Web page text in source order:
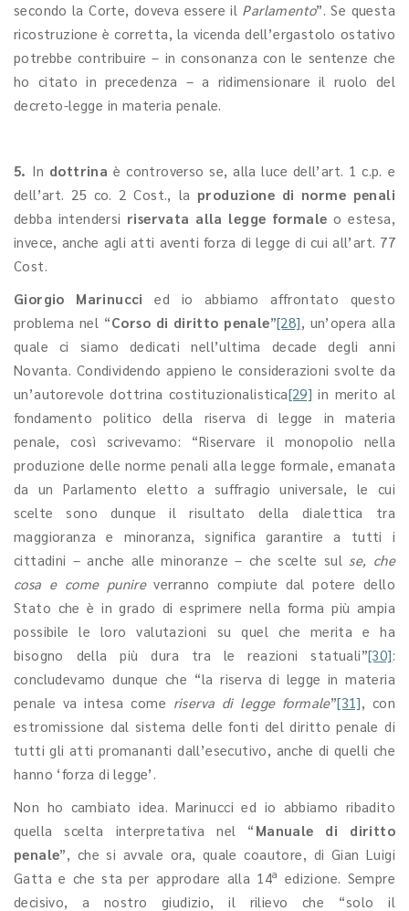
secondo la Corte, doveva essere il Parlamento”. Se questa
ricostruzione è corretta, la vicenda dell’ergastolo ostativo
potrebbe contribuire – in consonanza con le sentenze che
ho citato in precedenza – a ridimensionare il ruolo del
decreto-legge in materia penale.
5. In dottrina è controverso se, alla luce dell’art. 1 c.p. e
dell’art. 25 co. 2 Cost., la produzione di norme penali
debba intendersi riservata alla legge formale o estesa,
invece, anche agli atti aventi forza di legge di cui all’art. 77
Cost.
Giorgio Marinucci ed io abbiamo affrontato questo
problema nel “Corso di diritto penale”[28], un’opera alla
quale ci siamo dedicati nell’ultima decade degli anni
Novanta. Condividendo appieno le considerazioni svolte da
un’autorevole dottrina costituzionalistica[29] in merito al
fondamento politico della riserva di legge in materia
penale, così scrivevamo: “Riservare il monopolio nella
produzione delle norme penali alla legge formale, emanata
da un Parlamento eletto a suffragio universale, le cui
scelte sono dunque il risultato della dialettica tra
maggioranza e minoranza, significa garantire a tutti i
cittadini – anche alle minoranze – che scelte sul se, che
cosa e come punireverranno compiute dal potere dello
Stato che è in grado di esprimere nella forma più ampia
possibile le loro valutazioni su quel che merita e ha
bisogno della più dura tra le reazioni statuali”[30]:
concludevamo dunque che “la riserva di legge in materia
penale va intesa come riserva di legge formale”[31], con
estromissione dal sistema delle fonti del diritto penale di
tutti gli atti promananti dall’esecutivo, anche di quelli che
hanno ‘forza di legge’.
Non ho cambiato idea. Marinucci ed io abbiamo ribadito
quella scelta interpretativa nel “ Manuale di diritto
penale”, che si avvale ora, quale coautore, di Gian Luigi
Gatta e che sta per approdare alla 14a edizione. Sempre
decisivo, a nostro giudizio, il rilievo che “solo il